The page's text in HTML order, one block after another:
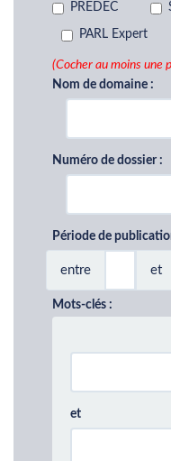
PREDEC
PARL Expert
(Cocher au moins une
Nom de domaine :
Numéro de dossier :
Période de
entre et
Mots-clés :
et